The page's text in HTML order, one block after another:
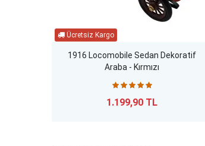
1916 Locomobile Sedan Dekoratif
Araba - Kırmızı
1.199,90 TL